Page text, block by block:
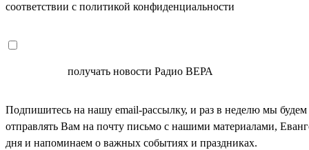
соответствии с политикой конфиденциальности
получать новости Радио ВЕРА
Подпишитесь на нашу email-рассылку, и раз в неделю мы будем
отправлять Вам на почту письмо с нашими материалами,
дня и напоминаем о важных событиях и праздниках.